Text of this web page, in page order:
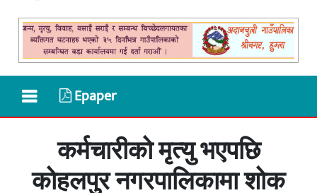
Epaper
कर्मचारीको मृत्यु भएपछि
कोहलपुर नगरपालिकामा शोक